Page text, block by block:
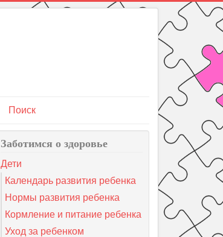
Поиск
Заботимся о здоровье
Дети
Календарь развития ребенка
Нормы развития ребенка
Кормление и питание ребенка
Уход за ребенком